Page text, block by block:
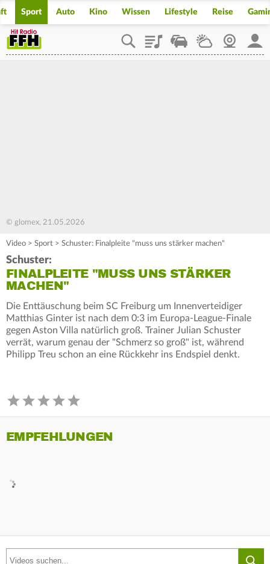
Sport Auto Kino Wissen Lifestyle Reise
PlaylistStaupilotWetterWebcam
© glomex, 21.05.2026
Video > Sport > Schuster: Finalpleite "muss uns stärker machen"
Schuster:
FINALPLEITE "MUSS UNS STÄRKER
MACHEN"
Die Enttäuschung beim SC Freiburg um Innenverteidiger
Matthias Ginter ist nach dem 0:3 im Europa-League-Finale
gegen Aston Villa natürlich groß. Trainer Julian Schuster
verrät, warum genau der "Schmerz so groß" ist, während
Philipp Treu schon an eine Rückkehr ins Endspiel denkt.
EMPFEHLUNGEN